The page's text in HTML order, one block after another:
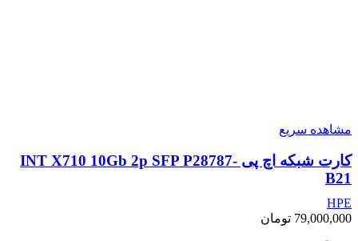
مشاهده سریع
کارت شبکه اچ پی INT X710 10Gb 2p SFP P28787-
B21
HPE
79,000,000 تومان